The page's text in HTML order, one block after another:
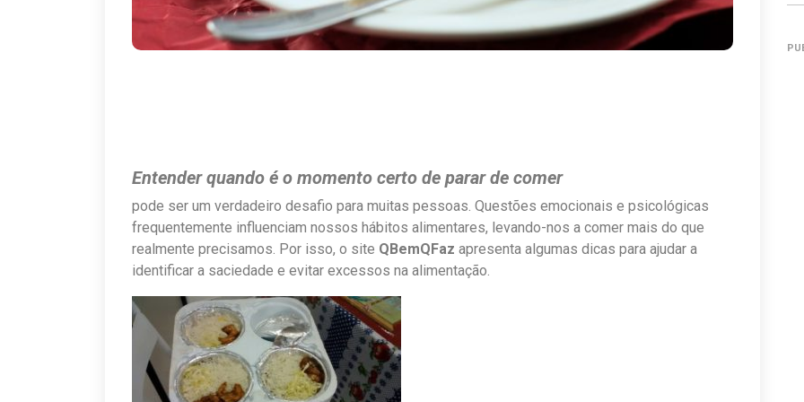
Entender quando é o momento certo de parar de comer
pode ser um verdadeiro desafio para muitas pessoas. Questões emocionais e psicológicas
frequentemente influenciam nossos hábitos alimentares, levando-nos a comer mais do que
realmente precisamos. Por isso, o site QBemQFaz apresenta algumas dicas para ajudar a
identificar a saciedade e evitar excessos na alimentação.